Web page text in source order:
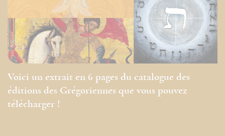
Voici un extrait en 6 pages du catalogue des
éditions des Grégoriennes que vous pouvez
télécharger !